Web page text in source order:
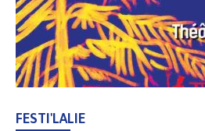
FESTI'LALIE